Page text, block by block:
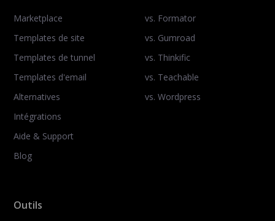
Marketplace
Templates de site
Templates de tunnel
Templates d'email
Alternatives
Intégrations
Aide & Support
Blog
vs. Formator
vs. Gumroad
vs. Thinkific
vs. Teachable
vs. Wordpress
Outils